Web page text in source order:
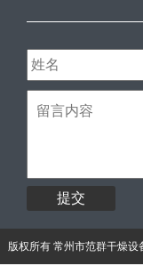
提交
版权所有 常州市范群干燥